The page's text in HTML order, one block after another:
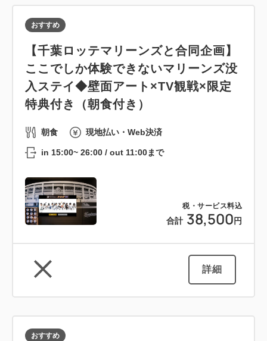
税・サービス料込
合計 38,500 円
おすすめ
【千葉ロッテマリーンズと合同企画】
ここでしか体験できないマリーンズ没
入ステイ◆壁面アート×TV観戦×限定
特典付き（朝食付き）
朝食 現地払い・Web決済
in 15:00~ 26:00 / out 11:00まで
詳細
おすすめ